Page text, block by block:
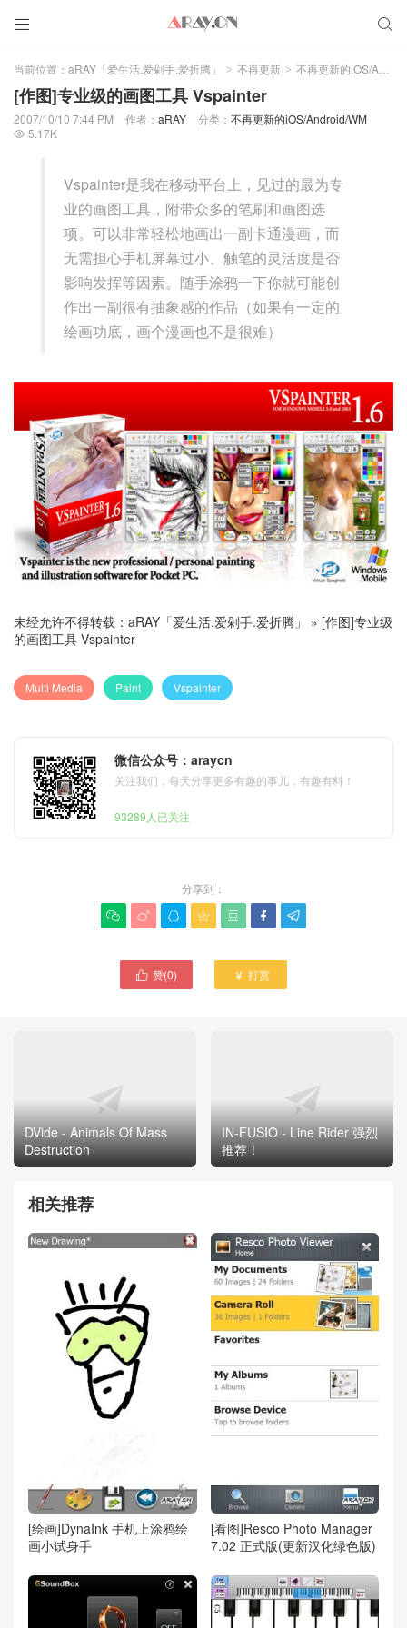
 
当前位置： aRAY「爱生活.爱剁手.爱折腾」 > 不再更新 > 不再更新的iOS/Android/WM
[作图]专业级的画图工具 Vspainter
2007/10/10 7:44 PM 作者： aRAY 分类： 不再更新的iOS/Android/WM
 5.17K
Vspainter是我在移动平台上，见过的最为专
业的画图工具，附带众多的笔刷和画图选
项。可以非常轻松地画出一副卡通漫画，而
无需担心手机屏幕过小、触笔的灵活度是否
影响发挥等因素。随手涂鸦一下你就可能创
作出一副很有抽象感的作品（如果有一定的
绘画功底，画个漫画也不是很难）
未经允许不得转载： aRAY「爱生活.爱剁手.爱折腾」 » [作图]专业级
的画图工具 Vspainter
Multi Media Paint Vspainter
微信公众号：araycn
关注我们，每天分享更多有趣的事儿，有趣有料！
93289人已关注
分享到：
      
 赞(0)  打赏
DVide - Animals Of Mass
Destruction
IN-FUSIO - Line Rider 强烈
推荐！
相关推荐
[绘画]DynaInk 手机上涂鸦绘
画小试身手
[看图]Resco Photo Manager
7.02 正式版(更新汉化绿色版)